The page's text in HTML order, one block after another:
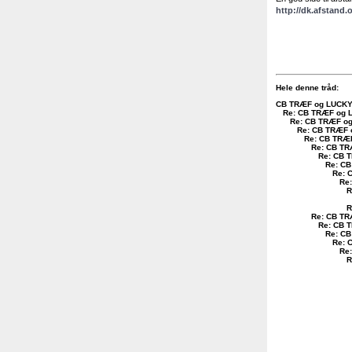
http://
Hele denne tråd:
CB TRÆF og
Re: CB TRÆF og
Re: CB TRÆF
Re: CB TRÆF
Re: CB
Re: CB
Re: CB
Re:
Re:
Re: CB
Re: CB
Re:
Re: